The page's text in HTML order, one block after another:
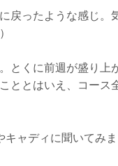
戻ったような感じ
とくに前週が盛り上
ととはいえ、コース
ャディに聞いてみま